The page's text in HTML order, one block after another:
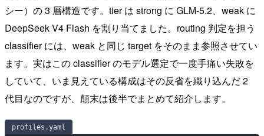
シー）の 3 層構造です。tier は strong に GLM-5.2、weak に
DeepSeek V4 Flash を割り当てました。routing 判定を担う
classifier には、weak と同じ target をそのまま参照させてい
ます。実はこの classifier のモデル選定で一度手痛い失敗を
していて、いま見えている構成はその反省を織り込んだ 2
代目なのですが、顛末は後半でまとめて紹介します。
profiles.yaml